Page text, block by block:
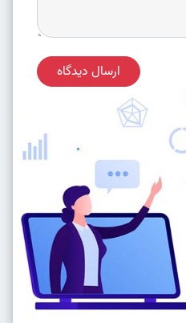
ارسال دیدگاه